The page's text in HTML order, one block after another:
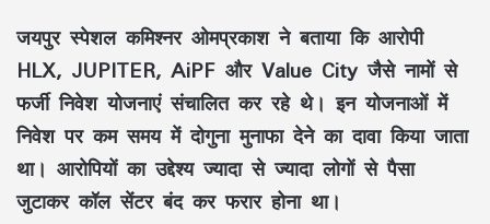
जयपुर स्पेशल कमिश्नर ओमप्रकाश ने बताया कि आरोपी
HLX, JUPITER, AiPF और Value City जैसे नामों से
फर्जी निवेश योजनाएं संचालित कर रहे थे। इन योजनाओं में
निवेश पर कम समय में दोगुना मुनाफा देने का दावा किया जाता
था। आरोपियों का उद्देश्य ज्यादा से ज्यादा लोगों से पैसा
जुटाकर कॉल सेंटर बंद कर फरार होना था।